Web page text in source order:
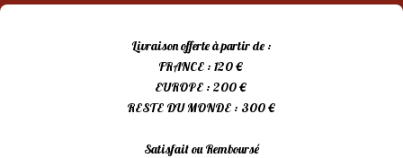
Livraison offerte à partir de :
FRANCE : 120 €
EUROPE : 200 €
RESTE DU MONDE : 300 €
Satisfait ou Remboursé